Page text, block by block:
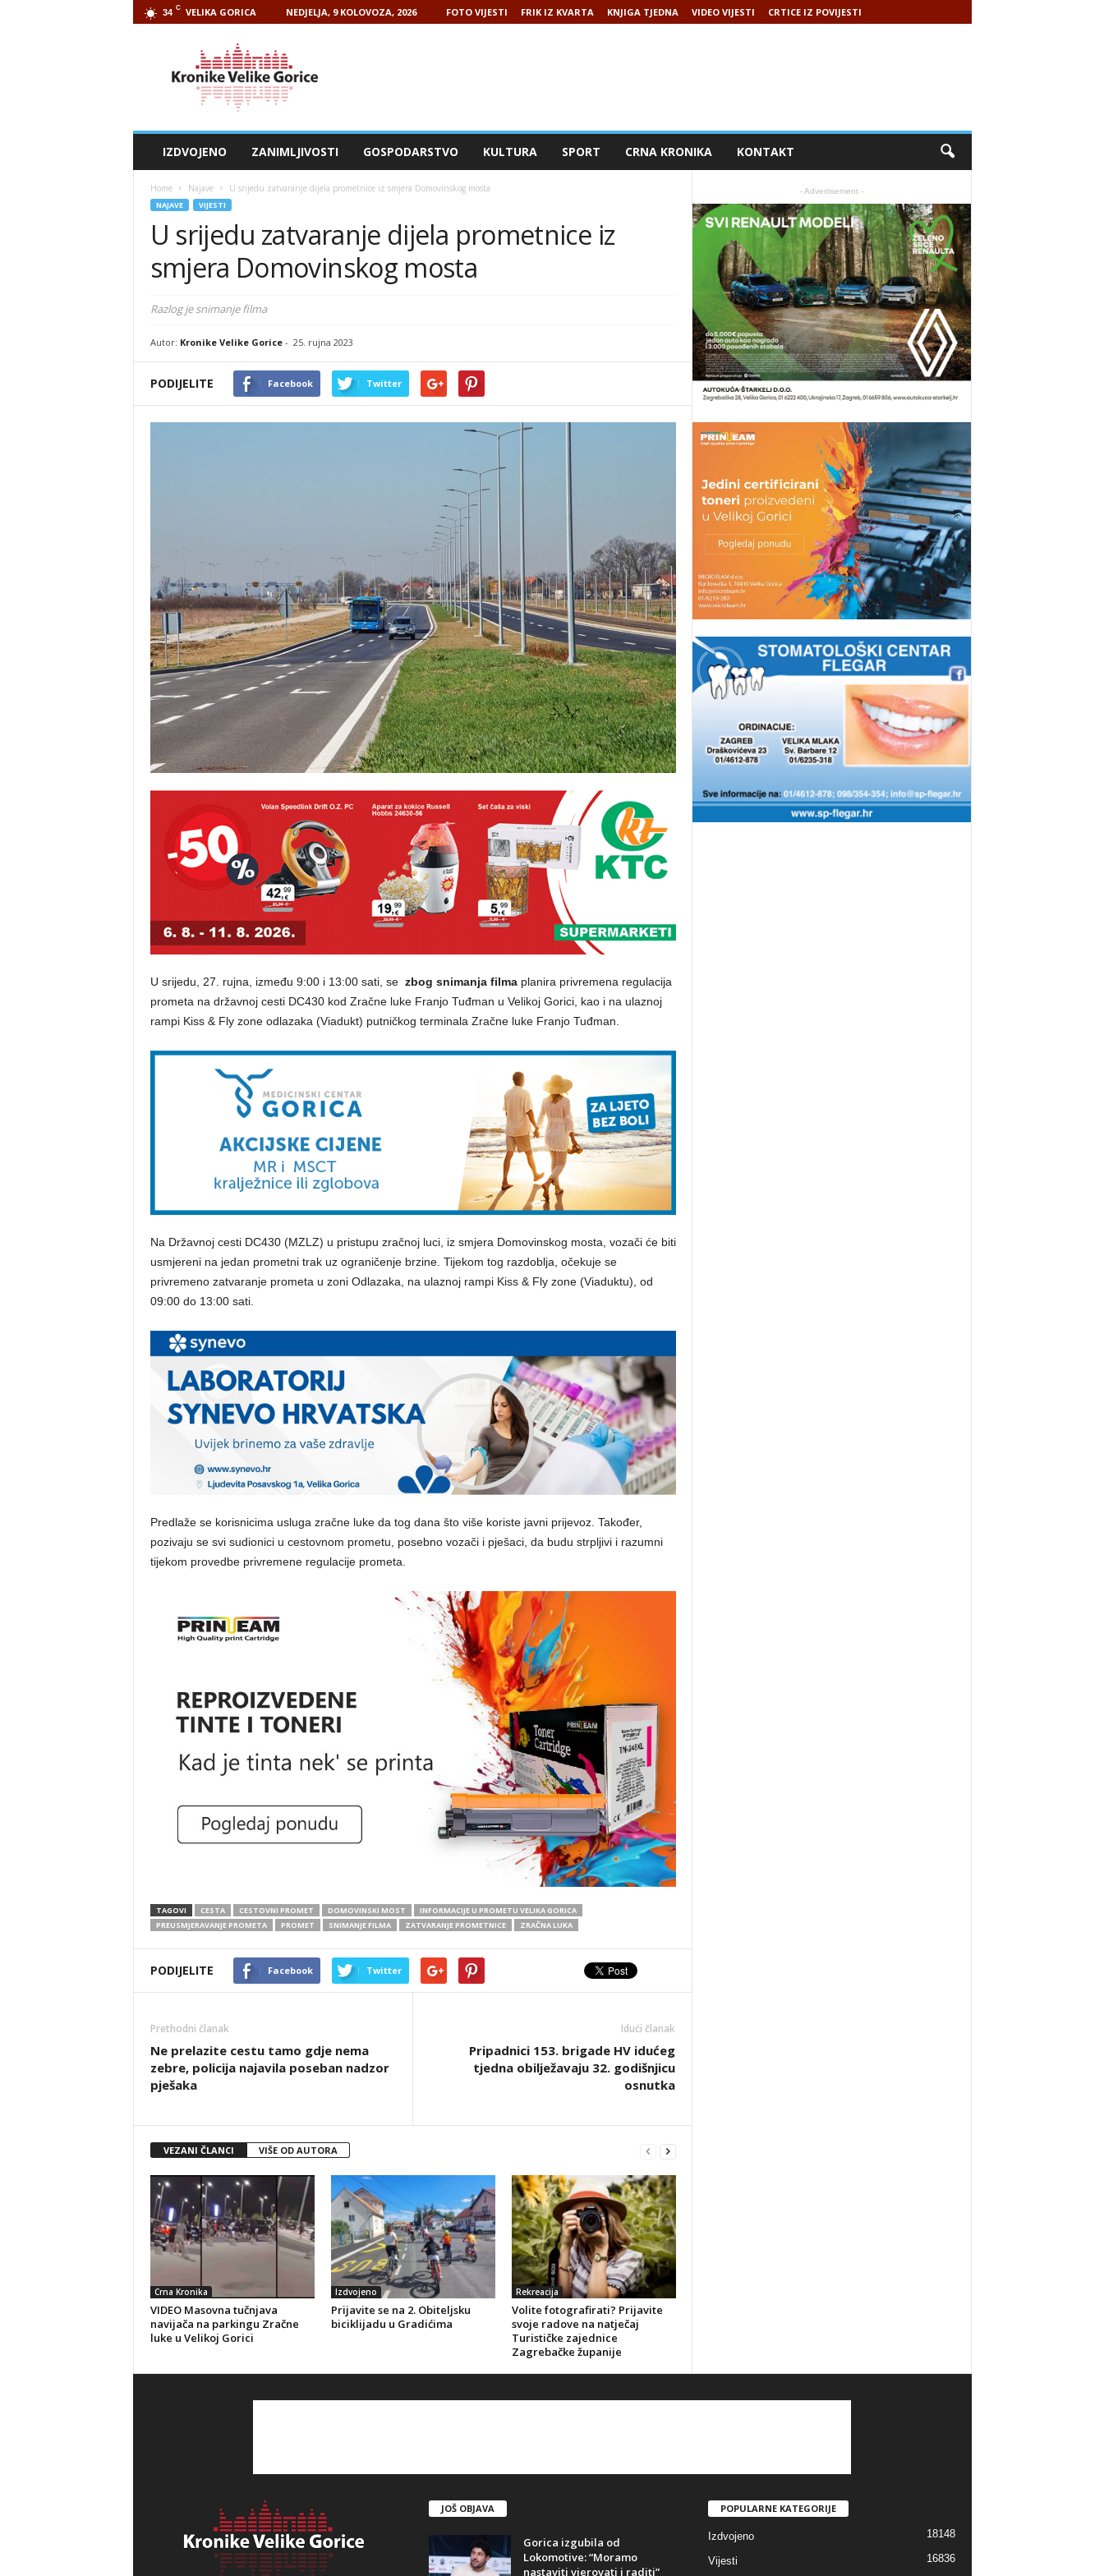
34 C VELIKA GORICA NEDJELJA, 9 KOLOVOZA, 2026 FOTO VIJESTI FRIK IZ KVARTA KNJIGA TJEDNA VIDEO VIJESTI CRTICE IZ POVIJESTI
IZDVOJENO ZANIMLJIVOSTI GOSPODARSTVO KULTURA SPORT CRNA KRONIKA KONTAKT
Home Najave U srijedu zatvaranje dijela prometnice iz smjera Domovinskog mosta
NAJAVE VIJESTI
U srijedu zatvaranje dijela prometnice iz
smjera Domovinskog mosta
Razlog je snimanje filma
Autor: Kronike Velike Gorice- 25. rujna 2023
PODIJELITE Facebook Twitter
U srijedu, 27. rujna, između 9:00 i 13:00 sati, se zbog snimanja filma planira privremena regulacija
prometa na državnoj cesti DC430 kod Zračne luke Franjo Tuđman u Velikoj Gorici, kao i na ulaznoj
rampi Kiss & Fly zone odlazaka (Viadukt) putničkog terminala Zračne luke Franjo Tuđman.
Na Državnoj cesti DC430 (MZLZ) u pristupu zračnoj luci, iz smjera Domovinskog mosta, vozači će biti
usmjereni na jedan prometni trak uz ograničenje brzine. Tijekom tog razdoblja, očekuje se
privremeno zatvaranje prometa u zoni Odlazaka, na ulaznoj rampi Kiss & Fly zone (Viaduktu), od
09:00 do 13:00 sati.
Predlaže se korisnicima usluga zračne luke da tog dana što više koriste javni prijevoz. Također,
pozivaju se svi sudionici u cestovnom prometu, posebno vozači i pješaci, da budu strpljivi i razumni
tijekom provedbe privremene regulacije prometa.
TAGOVI CESTA CESTOVNI PROMET DOMOVINSKI MOST
INFORMACIJE U PROMETU VELIKA GORICA
PREUSMJERAVANJE PROMETA
PROMET SNIMANJE FILMA ZATVARANJE PROMETNICE ZRAČNA LUKA
PODIJELITE Facebook Twitter
Prethodni članak
Ne prelazite cestu tamo gdje nema
zebre, policija najavila poseban nadzor
pješaka
Idući članak
Pripadnici 153. brigade HV idućeg
tjedna obilježavaju 32. godišnjicu
osnutka
VEZANI ČLANCI VIŠE OD AUTORA
Crna Kronika
VIDEO Masovna tučnjava
navijača na parkingu Zračne
luke u Velikoj Gorici
Izdvojeno
Prijavite se na 2. Obiteljsku
biciklijadu u Gradićima
Rekreacija
Volite fotografirati? Prijavite
svoje radove na natječaj
Turističke zajednice
Zagrebačke županije
- Advertisement -
JOŠ OBJAVA
Gorica izgubila od
Lokomotive: “Moramo
nastaviti vjerovati i raditi”
POPULARNE KATEGORIJE
Izdvojeno 18148
Vijesti 16836